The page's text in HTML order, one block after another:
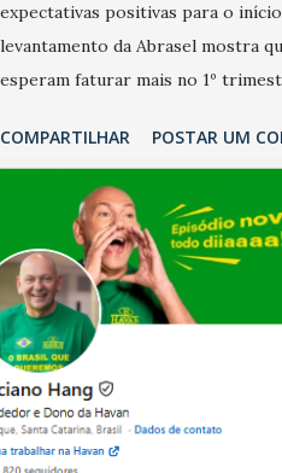
expectativas positivas para o
levantamento da Abrasel mostra
esperam faturar mais no 1º
ano, 56% também projetam
confiança do setor é sustentada
recente das empresas,
fim de ano e pelo pagamento do
de trabalhadores, já que o país
dos anos recentes. Ainda segundo
2025, 40% dos bares e
40% registraram equilíbrio
estabelecimentos no prejuízo
observado no mês anterior.
COMPARTILHAR POSTAR UM